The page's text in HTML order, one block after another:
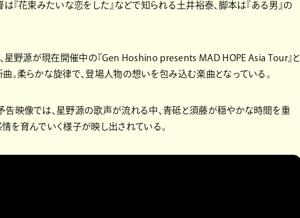
は『花束みたいな恋をした』などで知られる土井裕泰、脚本は『ある男』の
星野源が現在開催中の『Gen Hoshino presents MAD HOPE Asia Tour』と
。柔らかな旋律で、登場人物の想いを包み込む楽曲となっている。
映像では、星野源の歌声が流れる中、青砥と須藤が穏やかな時間を重
を育んでいく様子が映し出されている。